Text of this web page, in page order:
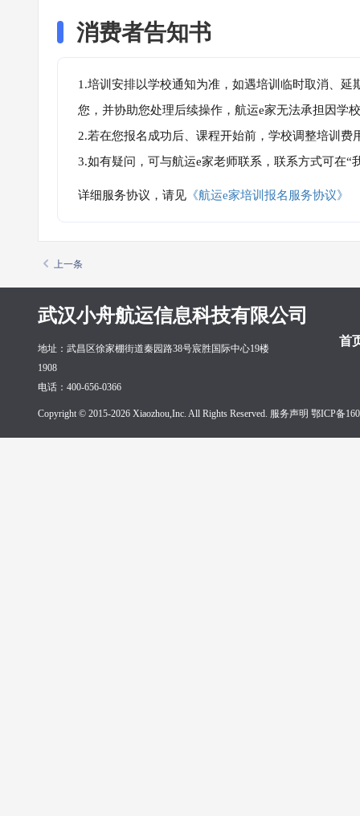
消费者告知书
1.培训安排以学校通知为准，如遇培训临时取消、
您，并协助您处理后续操作，航运e家无法承担因学
2.若在您报名成功后、课程开始前，学校调整培训
3.如有疑问，可与航运e家老师联系，联系方式可在
详细服务协议，请见 《航运e家培训报名服务协议》
上一条
武汉小舟航运信息科技有限公司
首
地址：武昌区徐家棚街道秦园路38号宸胜国际中心19楼
1908
电话：400-656-0366
Copyright © 2015-2026 Xiaozhou,Inc. All Rights Reserved. 服务声明 鄂ICP备